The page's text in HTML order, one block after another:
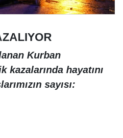
Kurban
kazalarında hayatını
sayısı: